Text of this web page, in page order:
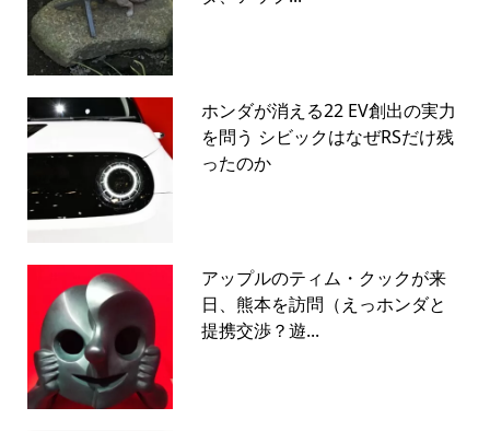
ホンダが消える22 EV創出の実力
を問う シビックはなぜRSだけ残
ったのか
アップルのティム・クックが来
日、熊本を訪問（えっホンダと
提携交渉？遊...